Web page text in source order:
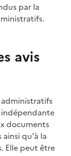
par la
avis
administratifs
documents
qu'à la
Elle peut être